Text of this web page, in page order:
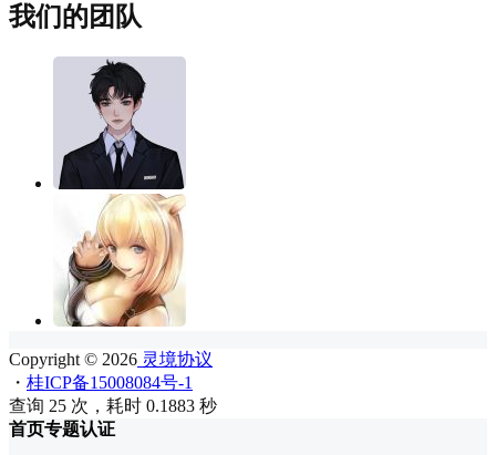
我们的团队
Copyright © 2026 灵境协议
・ 桂ICP备15008084号-1
查询 25 次，耗时 0.1883 秒
首页专题认证